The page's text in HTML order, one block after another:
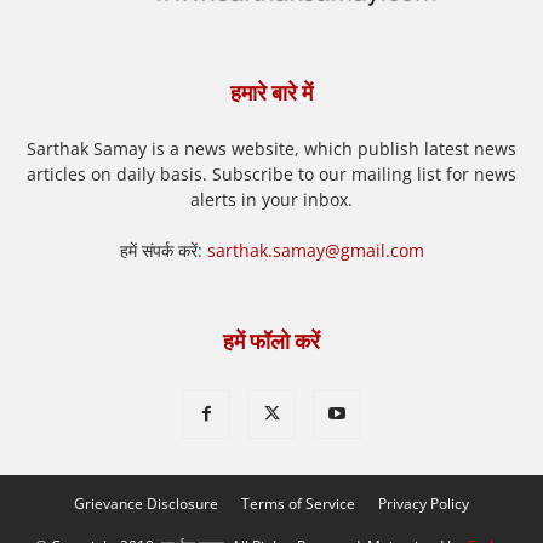
हमारे बारे में
Sarthak Samay is a news website, which publish latest news
articles on daily basis. Subscribe to our mailing list for news
alerts in your inbox.
हमें संपर्क करें: sarthak.samay@gmail.com
हमें फॉलो करें
Grievance Disclosure Terms of Service Privacy Policy